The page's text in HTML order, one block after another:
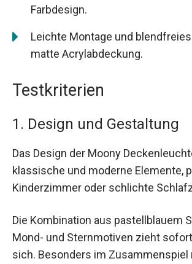
Farbdesign.
Leichte Montage und
matte Acrylabdeckung.
Testkriterien
1. Design und Gestaltung
Das Design der Moony
klassische und moderne Elemente,
Kinderzimmer oder schlichte
Die Kombination aus pastellblauem
Mond- und Sternmotiven zieht
sich. Besonders im Zusammenspiel